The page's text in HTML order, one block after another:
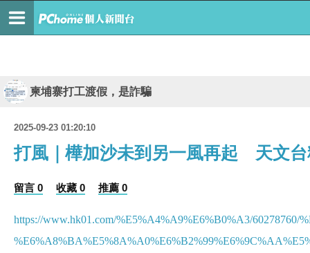
柬埔寨打工渡假，是詐騙
2025-09-23 01:20:10
打風｜樺加沙未到另一風再起 天文台
留言 0 收藏 0 推薦 0
https://www.hk01.com/%E5%A4%A9%E6%B0%A3/60278760/